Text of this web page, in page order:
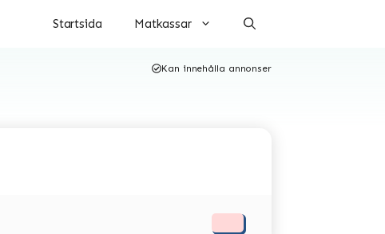
Startsida Matkassar
Kan innehålla annonser